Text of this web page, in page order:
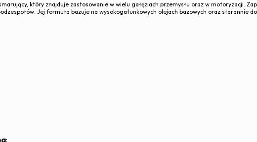
który znajduje zastosowanie w wielu gałęziach przemysłu oraz w motoryzacji.
Jej formuła bazuje na wysokogatunkowych olejach bazowych oraz starannie
: